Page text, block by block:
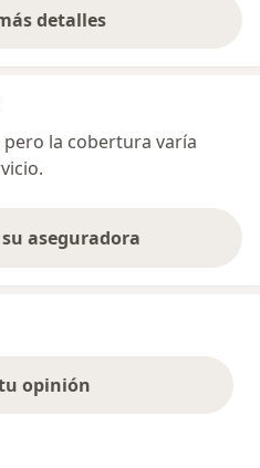
detalles
sobre la dirección
la cobertura varía
aseguradora
opinión